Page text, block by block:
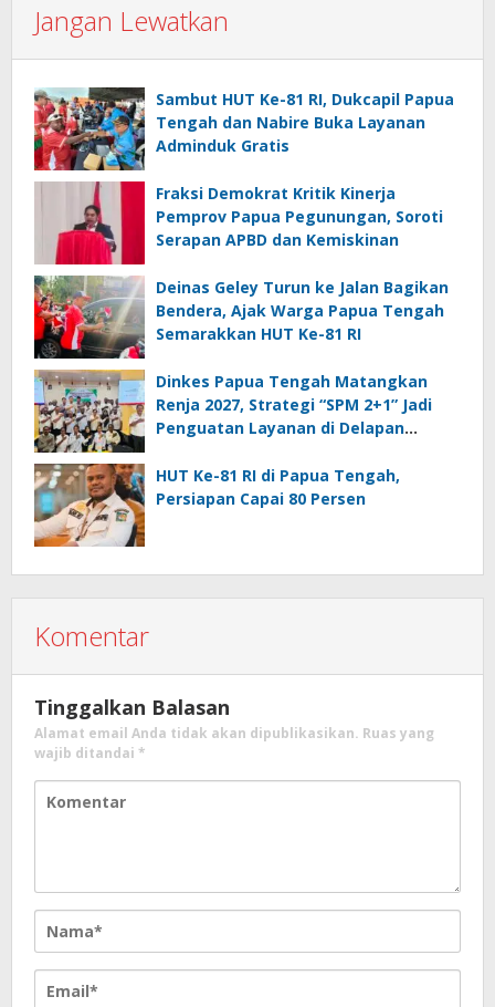
Jangan Lewatkan
Sambut HUT Ke-81 RI, Dukcapil Papua
Tengah dan Nabire Buka Layanan
Adminduk Gratis
Fraksi Demokrat Kritik Kinerja
Pemprov Papua Pegunungan, Soroti
Serapan APBD dan Kemiskinan
Deinas Geley Turun ke Jalan Bagikan
Bendera, Ajak Warga Papua Tengah
Semarakkan HUT Ke-81 RI
Dinkes Papua Tengah Matangkan
Renja 2027, Strategi “SPM 2+1” Jadi
Penguatan Layanan di Delapan
HUT Ke-81 RI di Papua Tengah,
Persiapan Capai 80 Persen
Komentar
Tinggalkan Balasan
Alamat email Anda tidak akan dipublikasikan. Ruas yang
wajib ditandai *